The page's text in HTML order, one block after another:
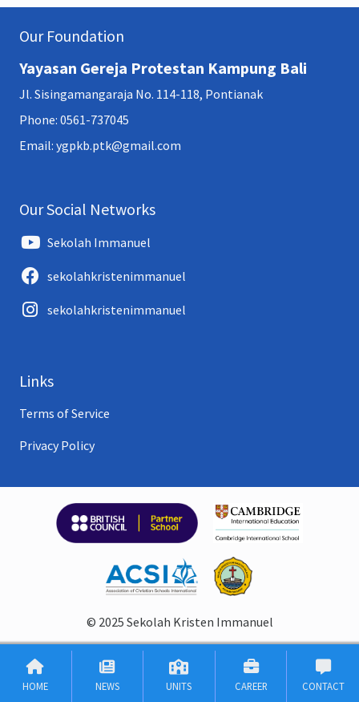
Our Foundation
Yayasan Gereja Protestan Kampung Bali
Jl. Sisingamangaraja No. 114-118, Pontianak
Phone: 0561-737045
Email: ygpkb.ptk@gmail.com
Our Social Networks
Sekolah Immanuel
sekolahkristenimmanuel
sekolahkristenimmanuel
Links
Terms of Service
Privacy Policy
© 2025 Sekolah Kristen Immanuel
HOME NEWS UNITS CAREER CONTACT